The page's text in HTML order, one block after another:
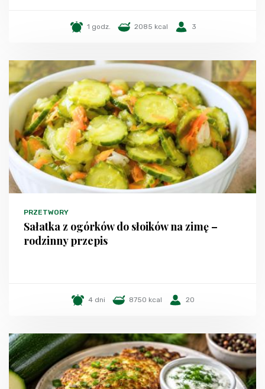
1 godz. 2085 kcal 3
PRZETWORY
Sałatka z ogórków do słoików na zimę –
rodzinny przepis
4 dni 8750 kcal 20